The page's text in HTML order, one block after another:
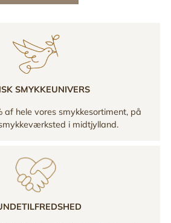
SMYKKEUNIVERS
af hele vores smykkesortiment, på
i midtjylland.